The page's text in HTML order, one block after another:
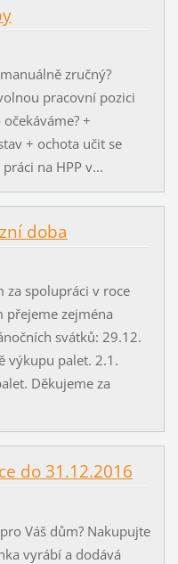
zručný?
pracovní pozici
+
+ ochota učit se
na HPP v...
doba
za spolupráci v roce
přejeme zejména
svátků: 29.12.
výkupu palet. 2.1.
Děkujeme za
do 31.12.2016
Váš dům? Nakupujte
vyrábí a dodává